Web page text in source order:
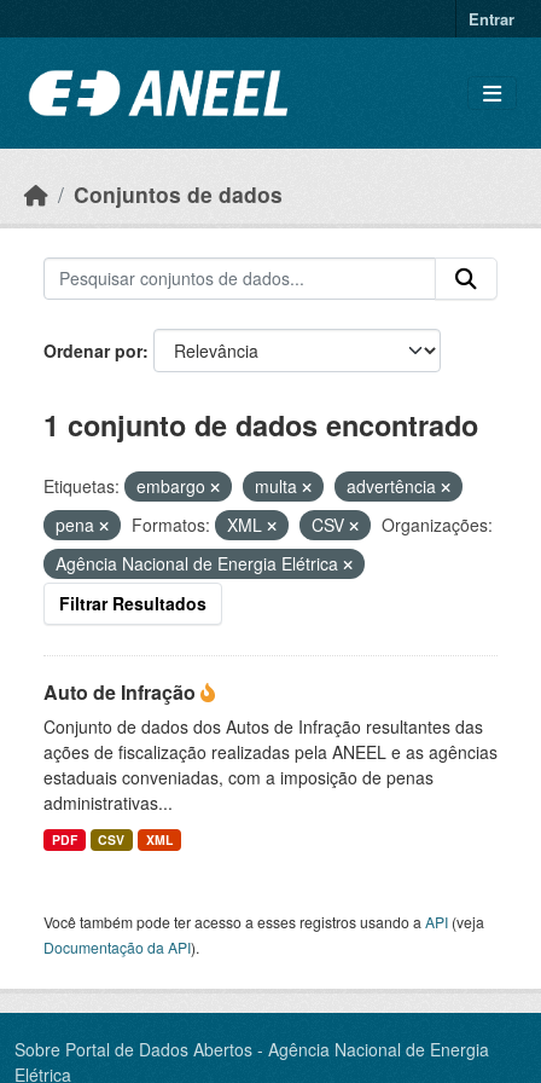
Entrar
Conjuntos de dados
Ordenar por
1 conjunto de dados encontrado
Etiquetas: embargo multa
advertência
pena
Formatos: XML CSV
Organizações:
Agência Nacional de Energia Elétrica
Filtrar Resultados
Auto de Infração
Conjunto de dados dos Autos de Infração resultantes das
ações de fiscalização realizadas pela ANEEL e as agências
estaduais conveniadas, com a imposição de penas
administrativas...
PDF CSV XML
Você também pode ter acesso a esses registros usando a API (veja
Documentação da API).
Sobre Portal de Dados Abertos - Agência Nacional de Energia
Elétrica